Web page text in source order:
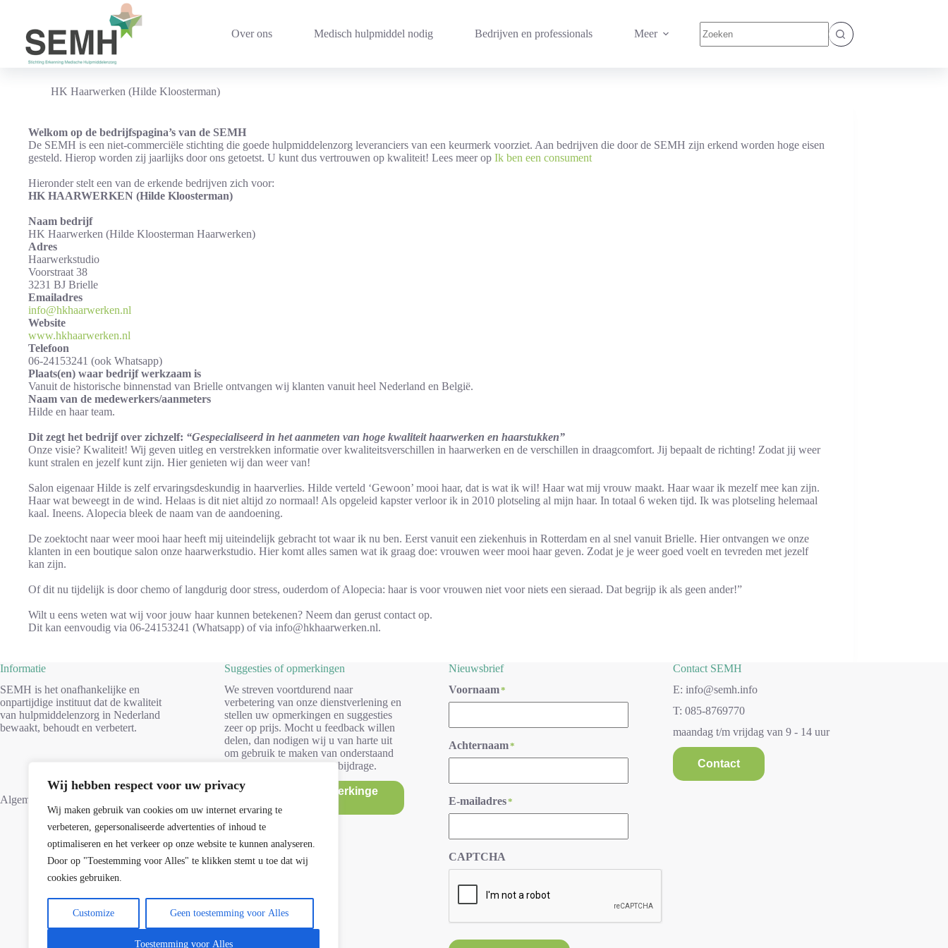
Wij hebben respect voor uw privacy
Wij maken gebruik van cookies om uw internet ervaring te
verbeteren, gepersonaliseerde advertenties of inhoud te
optimaliseren en het verkeer op onze website te kunnen analyseren.
Door op "Toestemming voor Alles" te klikken stemt u toe dat wij
cookies gebruiken.
Customize Geen toestemming voor Alles
Toestemming voor Alles
inhoud
Over ons Medisch hulpmiddel nodig Bedrijven en professionals Meer
resultaten
HK Haarwerken (Hilde Kloosterman)
Welkom op de bedrijfspagina’s van de SEMH
De SEMH is een niet-commerciële stichting die goede hulpmiddelenzorg leveranciers van een keurmerk voorziet. Aan bedrijven die door de SEMH zijn erkend worden hoge eisen
gesteld. Hierop worden zij jaarlijks door ons getoetst. U kunt dus vertrouwen op kwaliteit! Lees meer op Ik ben een consument
Hieronder stelt een van de erkende bedrijven zich voor:
HK HAARWERKEN (Hilde Kloosterman)
Naam bedrijf
HK Haarwerken (Hilde Kloosterman Haarwerken)
Adres
Haarwerkstudio
Voorstraat 38
3231 BJ Brielle
Emailadres
info@hkhaarwerken.nl
Website
www.hkhaarwerken.nl
Telefoon
06-24153241 (ook Whatsapp)
Plaats(en) waar bedrijf werkzaam is
Vanuit de historische binnenstad van Brielle ontvangen wij klanten vanuit heel Nederland en België.
Naam van de medewerkers/aanmeters
Hilde en haar team.
Dit zegt het bedrijf over zichzelf: “Gespecialiseerd in het aanmeten van hoge kwaliteit haarwerken en haarstukken”
Onze visie? Kwaliteit! Wij geven uitleg en verstrekken informatie over kwaliteitsverschillen in haarwerken en de verschillen in draagcomfort. Jij bepaalt de richting! Zodat jij weer
kunt stralen en jezelf kunt zijn. Hier genieten wij dan weer van!
Salon eigenaar Hilde is zelf ervaringsdeskundig in haarverlies. Hilde verteld ‘Gewoon’ mooi haar, dat is wat ik wil! Haar wat mij vrouw maakt. Haar waar ik mezelf mee kan zijn.
Haar wat beweegt in de wind. Helaas is dit niet altijd zo normaal! Als opgeleid kapster verloor ik in 2010 plotseling al mijn haar. In totaal 6 weken tijd. Ik was plotseling helemaal
kaal. Ineens. Alopecia bleek de naam van de aandoening.
De zoektocht naar weer mooi haar heeft mij uiteindelijk gebracht tot waar ik nu ben. Eerst vanuit een ziekenhuis in Rotterdam en al snel vanuit Brielle. Hier ontvangen we onze
klanten in een boutique salon onze haarwerkstudio. Hier komt alles samen wat ik graag doe: vrouwen weer mooi haar geven. Zodat je je weer goed voelt en tevreden met jezelf
kan zijn.
Of dit nu tijdelijk is door chemo of langdurig door stress, ouderdom of Alopecia: haar is voor vrouwen niet voor niets een sieraad. Dat begrijp ik als geen ander!”
Wilt u eens weten wat wij voor jouw haar kunnen betekenen? Neem dan gerust contact op.
Dit kan eenvoudig via 06-24153241 (Whatsapp) of via info@hkhaarwerken.nl.
Informatie
SEMH is het onafhankelijke en
onpartijdige instituut dat de kwaliteit
van hulpmiddelenzorg in Nederland
bewaakt, behoudt en verbetert.
Algemene voorwaarden
Suggesties of opmerkingen
We streven voortdurend naar
verbetering van onze dienstverlening en
stellen uw opmerkingen en suggesties
zeer op prijs. Mocht u feedback willen
delen, dan nodigen wij u van harte uit
om gebruik te maken van onderstaand
formulier. Dank voor uw bijdrage.
Suggesties/opmerkinge
Nieuwsbrief
Voornaam*
Achternaam*
E-mailadres*
CAPTCHA
Contact SEMH
E: info@semh.info
T: 085-8769770
maandag t/m vrijdag van 9 - 14 uur
Contact